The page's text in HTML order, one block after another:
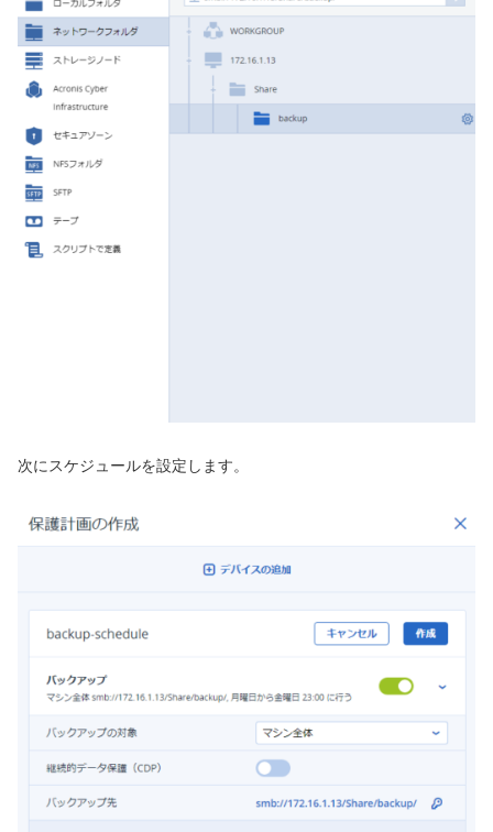
次にスケジュールを設定します。